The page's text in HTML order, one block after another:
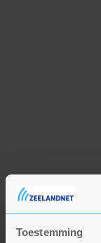
Toestemming